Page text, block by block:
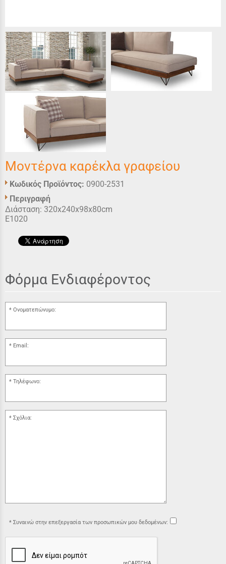
Μοντέρνα καρέκλα γραφείου
Κωδικός Προϊόντος: 0900-2531
Περιγραφή
Διάσταση: 320x240x98x80cm
Ε1020
Φόρμα Ενδιαφέροντος
Ονοματεπώνυμο:
Email:
Τηλέφωνο:
Σχόλια:
Συναινώ στην επεξεργασία των προσωπικών μου δεδομένων: